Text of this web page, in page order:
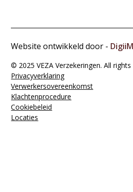
© 2025 VEZA Verzekeringen. All rights
Privacyverklaring
Verwerkers­overeenkomst
Klachten­procedure
Cookiebeleid
Locaties
Website ontwikkeld door -